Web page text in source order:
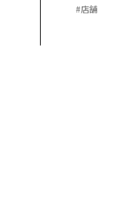
店舗